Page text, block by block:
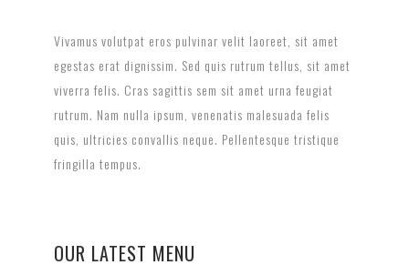
Vivamus volutpat eros pulvinar velit laoreet, sit amet
egestas erat dignissim. Sed quis rutrum tellus, sit amet
viverra felis. Cras sagittis sem sit amet urna feugiat
rutrum. Nam nulla ipsum, venenatis malesuada felis
quis, ultricies convallis neque. Pellentesque tristique
fringilla tempus.
OUR LATEST MENU